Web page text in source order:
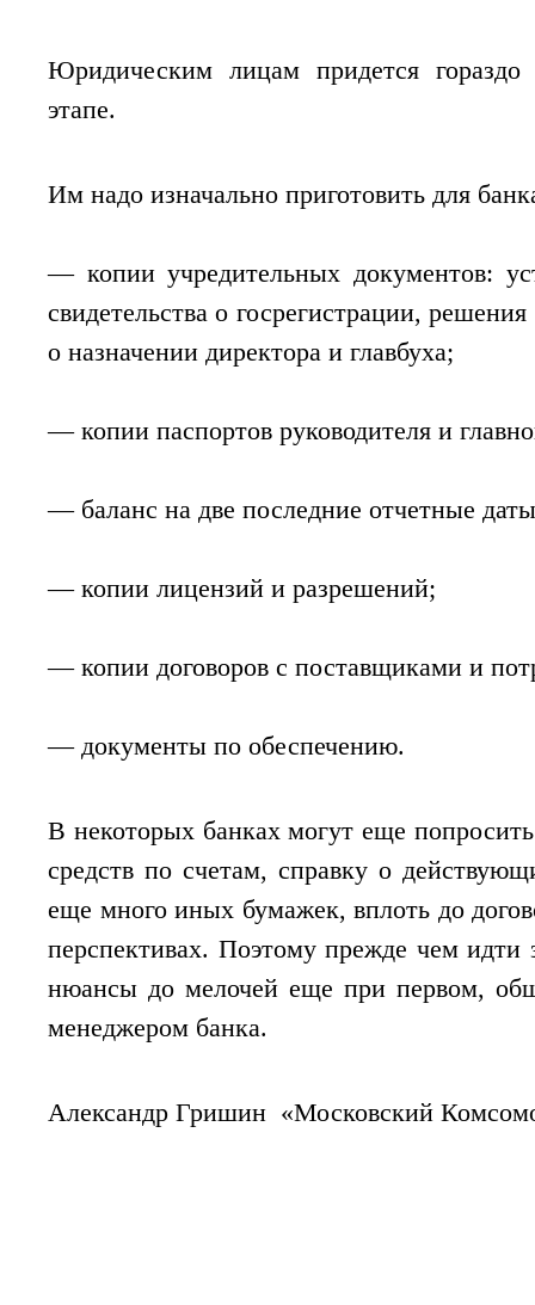
Юридическим лицам придется
этапе.
Им надо изначально приготовить для
— копии учредительных документов:
свидетельства о госрегистрации,
о назначении директора и главбуха;
— копии паспортов руководителя и
— баланс на две последние отчетные
— копии лицензий и разрешений;
— копии договоров с поставщиками и
— документы по обеспечению.
В некоторых банках могут еще
средств по счетам, справку о
еще много иных бумажек, вплоть до
перспективах. Поэтому прежде чем идти
нюансы до мелочей еще при первом,
менеджером банка.
Александр Гришин «Московский